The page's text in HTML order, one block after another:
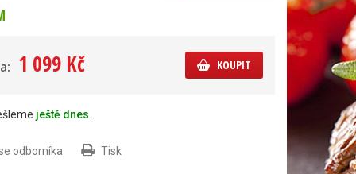
1 099 Kč KOUPIT
ještě dnes
odborníka Tisk